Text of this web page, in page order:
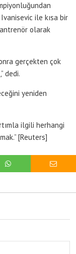
ile kısa bir
olarak
gerçekten çok
dedi.
yeniden
ilgili herhangi
[Reuters]